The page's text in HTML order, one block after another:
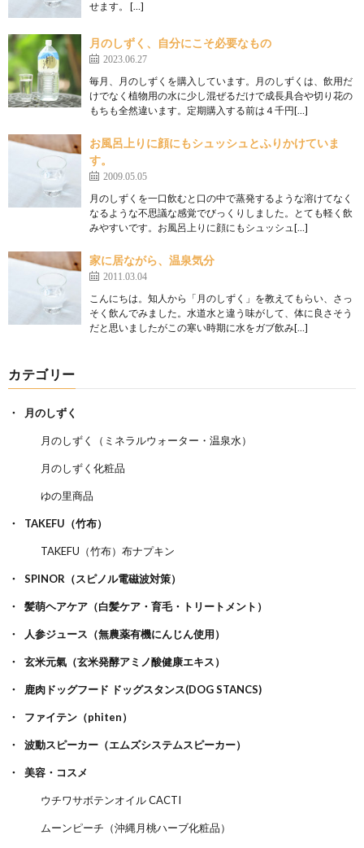
せます。 […]
月のしずく、自分にこそ必要なもの
2023.06.27
毎月、月のしずくを購入しています。月のしずくは、飲用だ
けでなく植物用の水に少し混ぜるだけで成長具合や切り花の
もちも全然違います。定期購入する前は４千円[…]
お風呂上りに顔にもシュッシュとふりかけていま
す。
2009.05.05
月のしずくを一口飲むと口の中で蒸発するような溶けてなく
なるような不思議な感覚でびっくりしました。とても軽く飲
みやすいです。お風呂上りに顔にもシュッシュ[…]
家に居ながら、温泉気分
2011.03.04
こんにちは。知人から「月のしずく」を教えてもらい、さっ
そく飲んでみました。水道水と違う味がして、体に良さそう
だと思いましたがこの寒い時期に水をガブ飲み[…]
カテゴリー
月のしずく
月のしずく（ミネラルウォーター・温泉水）
月のしずく化粧品
ゆの里商品
TAKEFU（竹布）
TAKEFU（竹布）布ナプキン
SPINOR（スピノル電磁波対策）
髪萌ヘアケア（白髪ケア・育毛・トリートメント）
人参ジュース（無農薬有機にんじん使用）
玄米元氣（玄米発酵アミノ酸健康エキス）
鹿肉ドッグフード ドッグスタンス(DOG STANCS)
ファイテン（phiten）
波動スピーカー（エムズシステムスピーカー）
美容・コスメ
ウチワサボテンオイル CACTI
ムーンピーチ（沖縄月桃ハーブ化粧品）